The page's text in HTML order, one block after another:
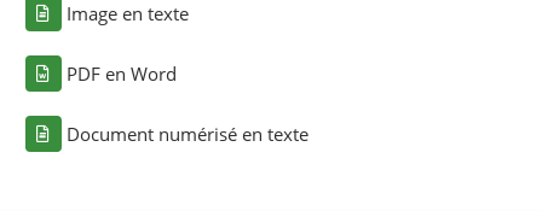
Image en texte
PDF en Word
Document numérisé en texte